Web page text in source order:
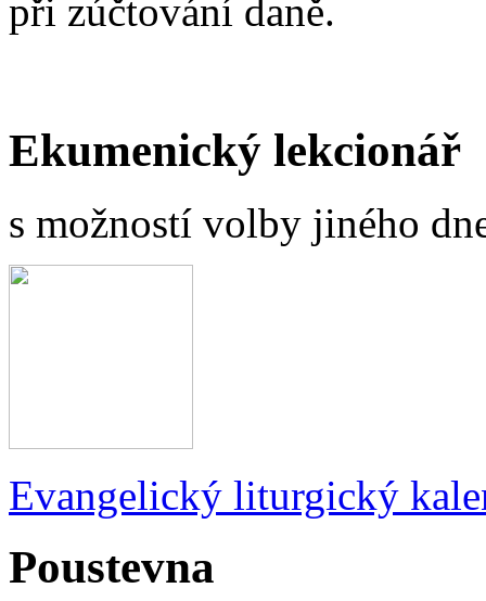
při zúčtování daně.
Ekumenický lekcionář
s možností volby jiného
Evangelický liturgický
Poustevna